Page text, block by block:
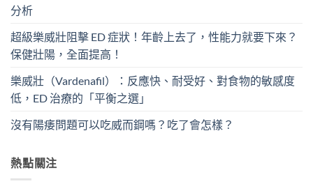
分析
超級樂威壯阻擊 ED 症狀！年齡上去了，性能力就要下來？
保健壯陽，全面提高！
樂威壯（Vardenafil）：反應快、耐受好、對食物的敏感度
低，ED 治療的「平衡之選」
沒有陽痿問題可以吃威而鋼嗎？吃了會怎樣？
熱點關注